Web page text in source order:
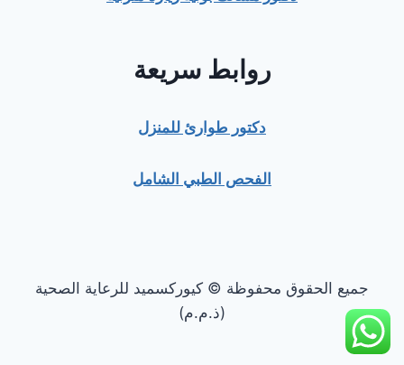
روابط سريعة
دكتور طوارئ للمنزل
الفحص الطبي الشامل
جميع الحقوق محفوظة © كيوركسميد للرعاية الصحية
(ذ.م.م)